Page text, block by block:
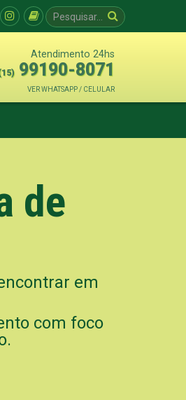
Atendimento 24hs
99190-8071
VER WHATSAPP / CELULAR
de
em
com foco